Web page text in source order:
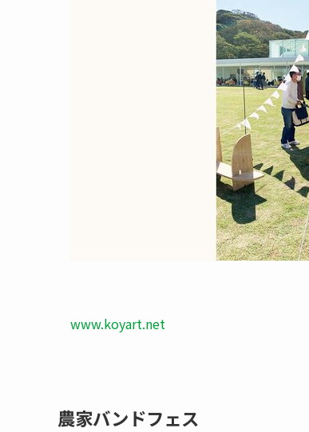
www.koyart.net
農家バンドフェス